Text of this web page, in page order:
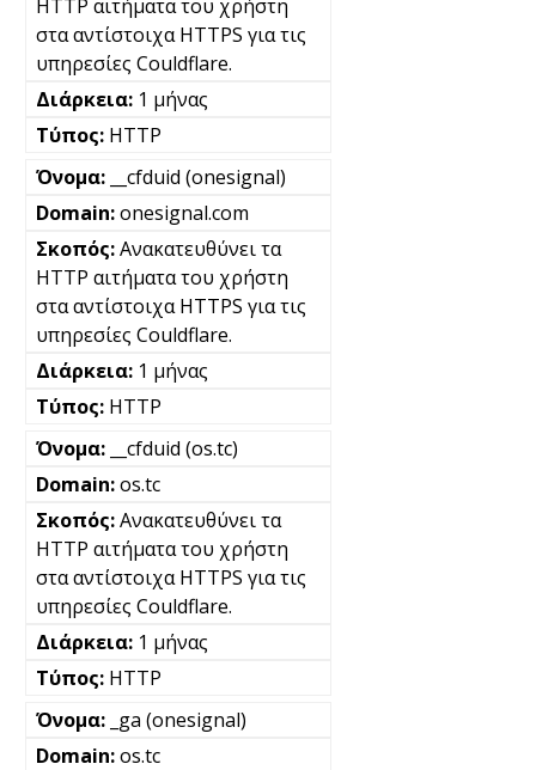
HTTP αιτήματα του χρήστη
στα αντίστοιχα HTTPS για τις
υπηρεσίες Couldflare.
1 μήνας
HTTP
__cfduid (onesignal)
onesignal.com
Ανακατευθύνει τα
HTTP αιτήματα του χρήστη
στα αντίστοιχα HTTPS για τις
υπηρεσίες Couldflare.
1 μήνας
HTTP
__cfduid (os.tc)
os.tc
Ανακατευθύνει τα
HTTP αιτήματα του χρήστη
στα αντίστοιχα HTTPS για τις
υπηρεσίες Couldflare.
1 μήνας
HTTP
_ga (onesignal)
os.tc